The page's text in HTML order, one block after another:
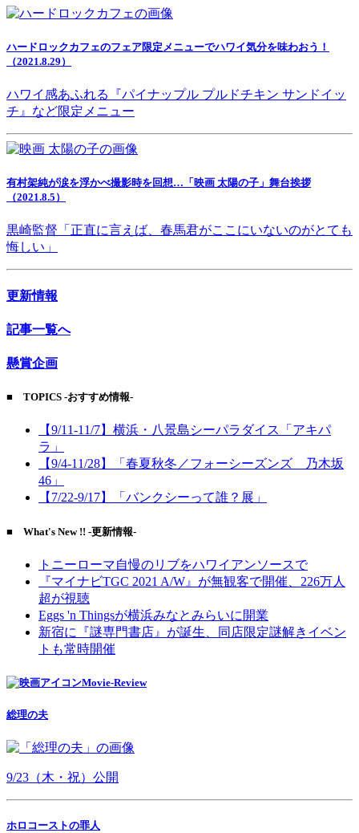
ハードロックカフェのフェア限定メニューでハワイ気分を味わおう！
（2021.8.29）
ハワイ感あふれる『パイナップル プルドチキン サンドイッ
チ』など限定メニュー
有村架純が涙を浮かべ撮影時を回想…「映画 太陽の子」舞台挨拶
（2021.8.5）
黒崎監督「正直に言えば、春馬君がここにいないのがとても
悔しい」
更新情報
記事一覧へ
懸賞企画
■ TOPICS -おすすめ情報-
【9/11-11/7】横浜・八景島シーパラダイス「アキパ
ラ」
【9/4-11/28】「春夏秋冬／フォーシーズンズ 乃木坂
46」
【7/22-9/17】「バンクシーって誰？展」
■ What's New !! -更新情報-
トニーローマ自慢のリブをハワイアンソースで
『マイナビTGC 2021 A/W』が無観客で開催、226万人
超が視聴
Eggs 'n Thingsが横浜みなとみらいに開業
新宿に『謎専門書店』が誕生、同店限定謎解きイベン
トも常時開催
Movie-Review
総理の夫
9/23（木・祝）公開
ホロコーストの罪人